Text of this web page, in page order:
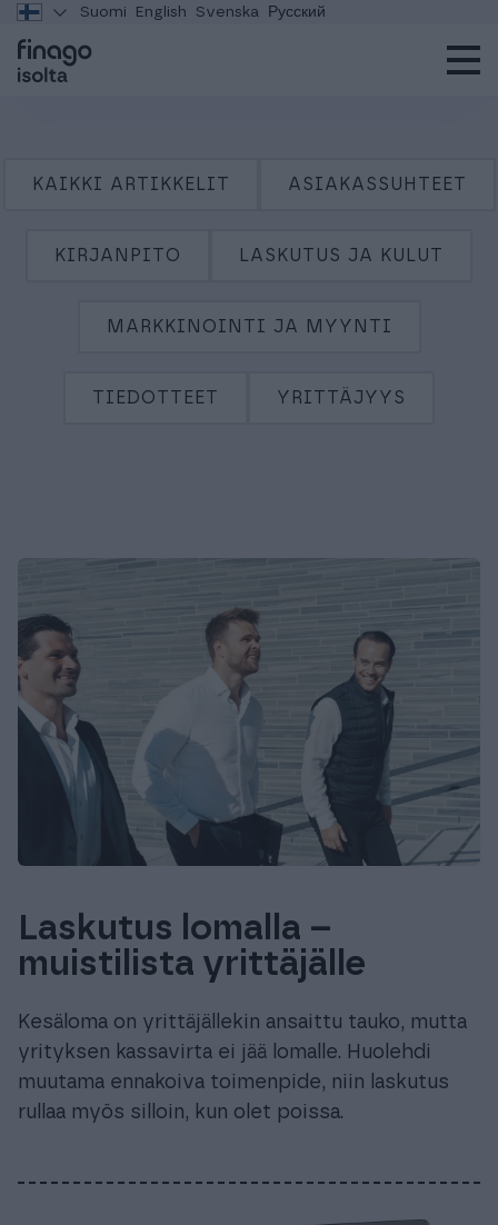
Suomi English Svenska Русский
KAIKKI ARTIKKELIT ASIAKASSUHTEET
KIRJANPITO LASKUTUS JA KULUT
MARKKINOINTI JA MYYNTI
TIEDOTTEET YRITTÄJYYS
Laskutus lomalla –
muistilista yrittäjälle
Kesäloma on yrittäjällekin ansaittu tauko, mutta
yrityksen kassavirta ei jää lomalle. Huolehdi
muutama ennakoiva toimenpide, niin laskutus
rullaa myös silloin, kun olet poissa.